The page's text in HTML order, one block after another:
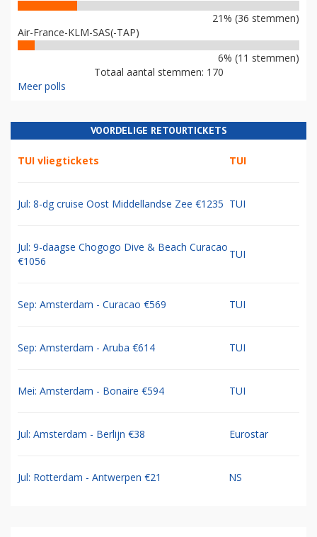
21% (36 stemmen)
Air-France-KLM-SAS(-TAP)
6% (11 stemmen)
Totaal aantal stemmen: 170
Meer polls
VOORDELIGE RETOURTICKETS
TUI vliegtickets TUI
Jul: 8-dg cruise Oost Middellandse Zee €1235 TUI
Jul: 9-daagse Chogogo Dive & Beach Curacao
€1056
TUI
Sep: Amsterdam - Curacao €569 TUI
Sep: Amsterdam - Aruba €614 TUI
Mei: Amsterdam - Bonaire €594 TUI
Jul: Amsterdam - Berlijn €38 Eurostar
Jul: Rotterdam - Antwerpen €21 NS